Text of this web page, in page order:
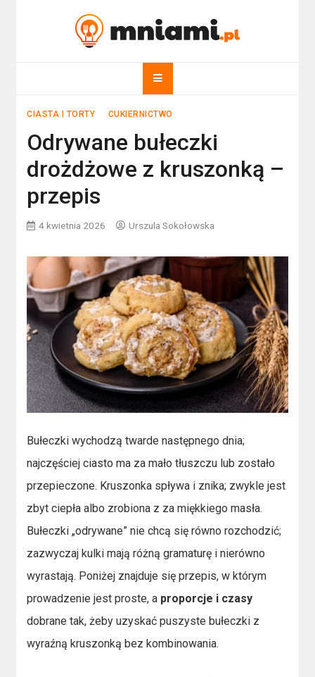
mniami.pl
CIASTA I TORTY CUKIERNICTWO
Odrywane bułeczki
drożdżowe z kruszonką –
przepis
4 kwietnia 2026 Urszula Sokołowska
Bułeczki wychodzą twarde następnego dnia;
najczęściej ciasto ma za mało tłuszczu lub zostało
przepieczone. Kruszonka spływa i znika; zwykle jest
zbyt ciepła albo zrobiona z za miękkiego masła.
Bułeczki „odrywane” nie chcą się równo rozchodzić;
zazwyczaj kulki mają różną gramaturę i nierówno
wyrastają. Poniżej znajduje się przepis, w którym
prowadzenie jest proste, a proporcje i czasy
dobrane tak, żeby uzyskać puszyste bułeczki z
wyraźną kruszonką bez kombinowania.